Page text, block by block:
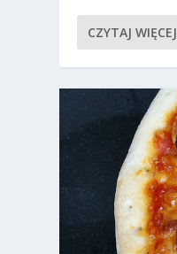
CZYTAJ WIĘCEJ